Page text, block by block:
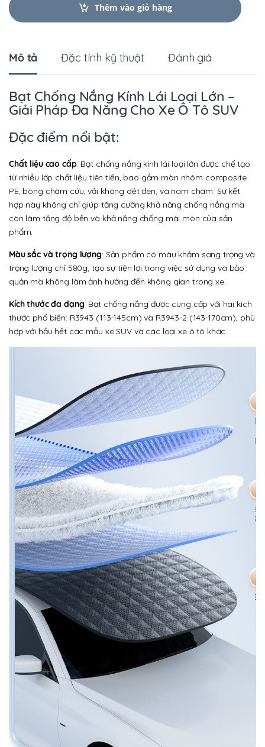
t
i
Thêm vào giỏ hàng
Mô tả Đặc tính kỹ thuật Đánh giá
Bạt Chống Nắng Kính Lái Loại Lớn –
Giải Pháp Đa Năng Cho Xe Ô Tô SUV
Đặc điểm nổi bật:
Chất liệu cao cấp: Bạt chống nắng kính lái loại lớn được chế tạo
từ nhiều lớp chất liệu tiên tiến, bao gồm màn nhôm composite
PE, bông châm cứu, vải không dệt đen, và nam châm. Sự kết
hợp này không chỉ giúp tăng cường khả năng chống nắng mà
còn làm tăng độ bền và khả năng chống mài mòn của sản
phẩm.
Màu sắc và trọng lượng: Sản phẩm có màu khảm sang trọng và
trọng lượng chỉ 580g, tạo sự tiện lợi trong việc sử dụng và bảo
quản mà không làm ảnh hưởng đến không gian trong xe.
Kích thước đa dạng: Bạt chống nắng được cung cấp với hai kích
thước phổ biến: R3943 (113-145cm) và R3943-2 (143-170cm), phù
hợp với hầu hết các mẫu xe SUV và các loại xe ô tô khác.